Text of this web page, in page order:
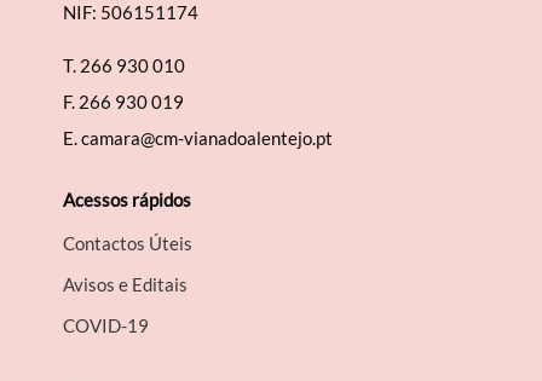
NIF: 506151174
T. 266 930 010
F. 266 930 019
E.camara@cm-vianadoalentejo.pt
Acessos rápidos
Contactos Úteis
Avisos e Editais
COVID-19